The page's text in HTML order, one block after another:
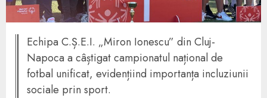
Echipa C.Ș.E.I. „Miron Ionescu” din Cluj-
Napoca a câștigat campionatul național de
fotbal unificat, evidențiind importanța incluziunii
sociale prin sport.